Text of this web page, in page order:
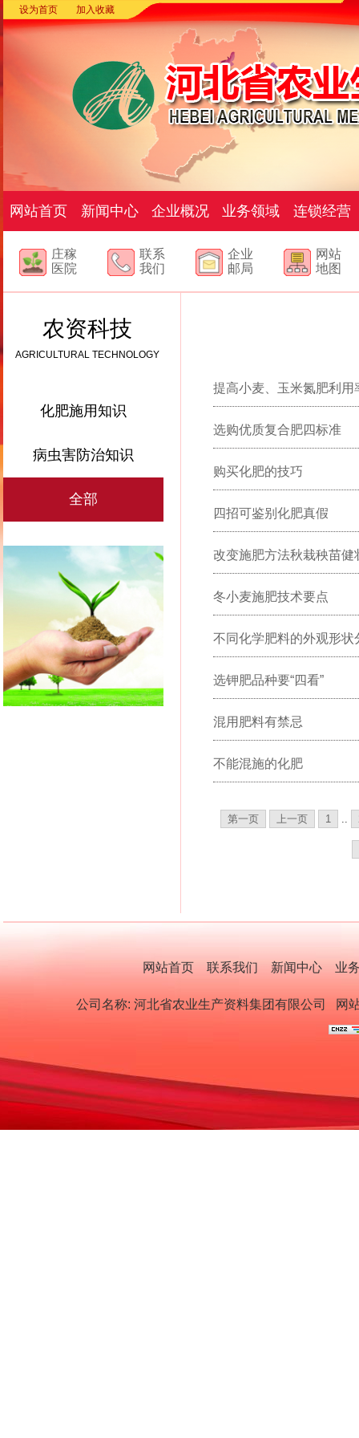
设为首页 加入收藏
网站首页 新闻中心 企业概况 业务领域 连锁经营
庄稼
医院
联系
我们
企业
邮局
网站
地图
农资科技
AGRICULTURAL TECHNOLOGY
化肥施用知识
病虫害防治知识
全部
提高小麦、玉米氮肥利用
选购优质复合肥四标准
购买化肥的技巧
四招可鉴别化肥真假
改变施肥方法秋栽秧苗健
冬小麦施肥技术要点
不同化学肥料的外观形状
选钾肥品种要“四看”
混用肥料有禁忌
不能混施的化肥
第一页 上一页 1 ..
网站首页 联系我们 新闻中心 业
公司名称: 河北省农业生产资料集团有限公司 网